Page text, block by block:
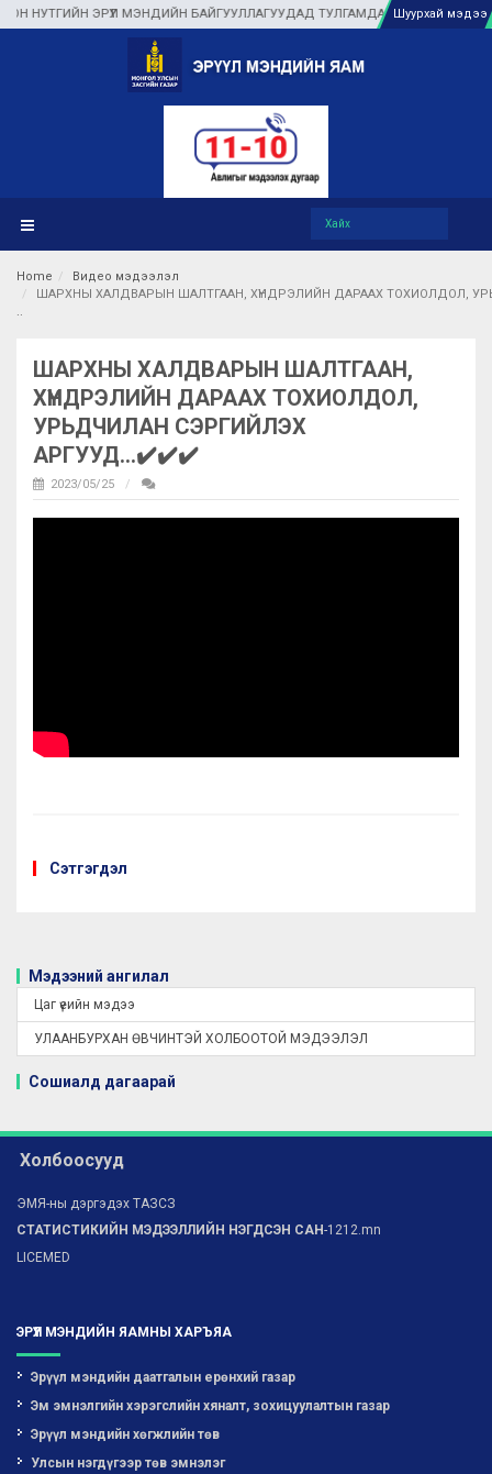
ЭРҮҮЛ МЭНДИЙН БАЙГУУЛЛАГУУДАД ТУЛГАМДАЖ БУЙ АСУУДЛЫГ
Шуурхай мэдээ
Home
Видео мэдээлэл
ШАРХНЫ ХАЛДВАРЫН ШАЛТГААН, ХҮНДРЭЛИЙН ДАРААХ ТОХИОЛДОЛ,
ШАРХНЫ ХАЛДВАРЫН ШАЛТГААН,
ХҮНДРЭЛИЙН ДАРААХ ТОХИОЛДОЛ,
УРЬДЧИЛАН СЭРГИЙЛЭХ
АРГУУД...✔️✔️✔️
2023/05/25
Сэтгэгдэл
Мэдээний ангилал
Цаг үеийн мэдээ
УЛААНБУРХАН ӨВЧИНТЭЙ ХОЛБООТОЙ МЭДЭЭЛЭЛ
Сошиалд дагаарай
Холбоосууд
ЭМЯ-ны дэргэдэх ТАЗСЗ
СТАТИСТИКИЙН МЭДЭЭЛЛИЙН НЭГДСЭН САН-1212.mn
LICEMED
ЭРҮҮЛ МЭНДИЙН ЯАМНЫ ХАРЪЯА
Эрүүл мэндийн даатгалын ерөнхий газар
Эм эмнэлгийн хэрэгслийн хяналт, зохицуулалтын газар
Эрүүл мэндийн хөгжлийн төв
Улсын нэгдүгээр төв эмнэлэг